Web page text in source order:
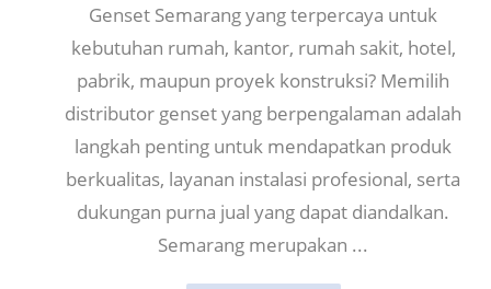
Genset Semarang yang terpercaya untuk
kebutuhan rumah, kantor, rumah sakit, hotel,
pabrik, maupun proyek konstruksi? Memilih
distributor genset yang berpengalaman adalah
langkah penting untuk mendapatkan produk
berkualitas, layanan instalasi profesional, serta
dukungan purna jual yang dapat diandalkan.
Semarang merupakan ...